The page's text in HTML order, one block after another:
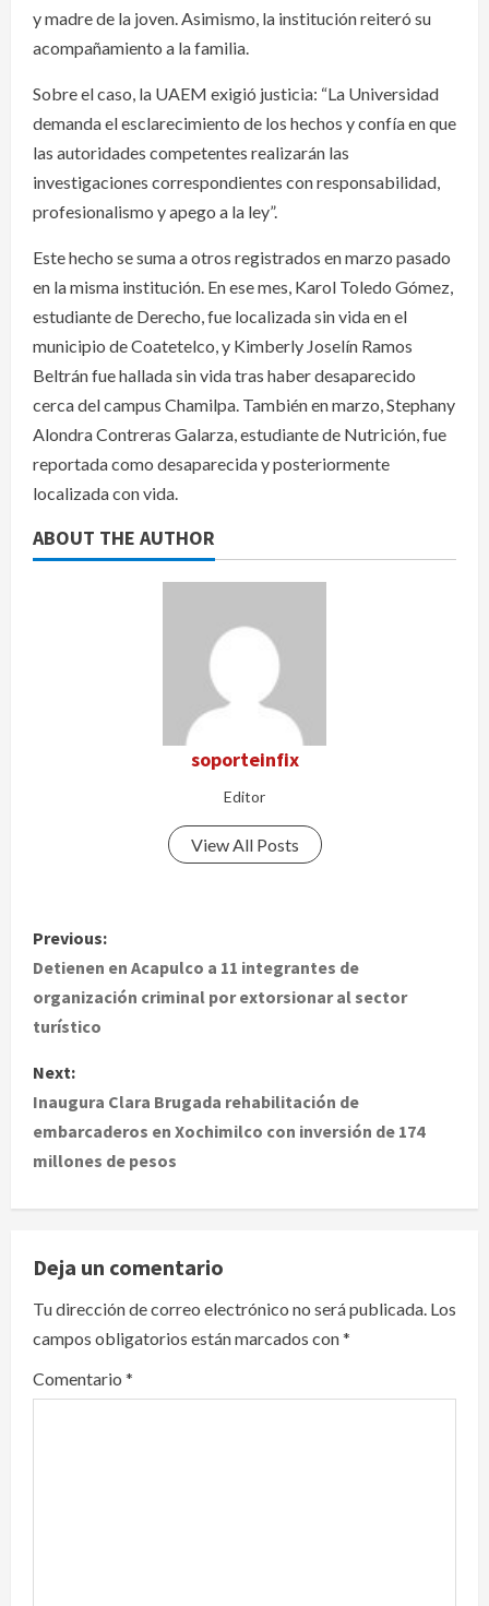
y madre de la joven. Asimismo, la institución reiteró su
acompañamiento a la familia.
Sobre el caso, la UAEM exigió justicia: “La Universidad
demanda el esclarecimiento de los hechos y confía en que
las autoridades competentes realizarán las
investigaciones correspondientes con responsabilidad,
profesionalismo y apego a la ley”.
Este hecho se suma a otros registrados en marzo pasado
en la misma institución. En ese mes, Karol Toledo Gómez,
estudiante de Derecho, fue localizada sin vida en el
municipio de Coatetelco, y Kimberly Joselín Ramos
Beltrán fue hallada sin vida tras haber desaparecido
cerca del campus Chamilpa. También en marzo, Stephany
Alondra Contreras Galarza, estudiante de Nutrición, fue
reportada como desaparecida y posteriormente
localizada con vida.
ABOUT THE AUTHOR
soporteinfix
Editor
View All Posts
P
o
s
t
n
a
v
i
g
a
t
Previous:
Detienen en Acapulco a 11 integrantes de
organización criminal por extorsionar al sector
turístico
Next:
Inaugura Clara Brugada rehabilitación de
embarcaderos en Xochimilco con inversión de 174
millones de pesos
Deja un comentario
Tu dirección de correo electrónico no será publicada. Los
campos obligatorios están marcados con*
Comentario *